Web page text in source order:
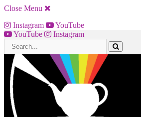
Close Menu
Instagram
YouTube
YouTube
Instagram